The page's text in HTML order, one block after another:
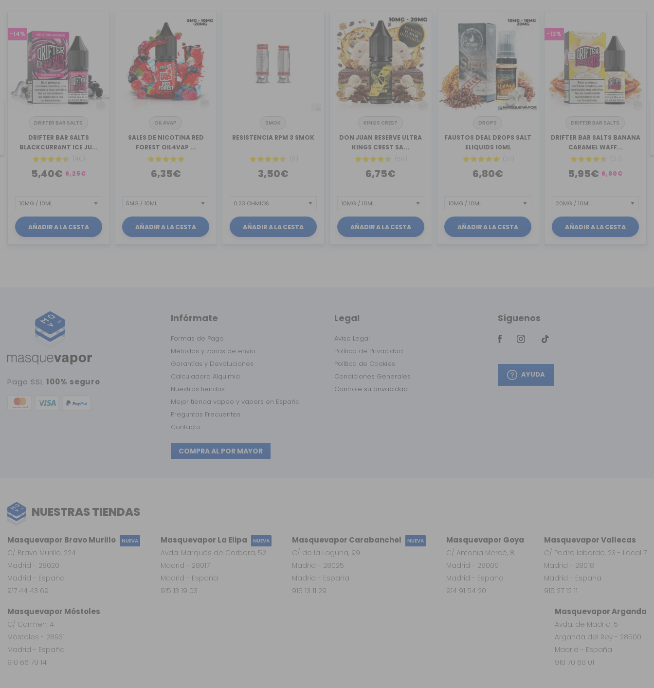
-14%
DRIFTER BAR SALTS
DRIFTER BAR SALTS
BLACKCURRANT ICE JU...
(40)
5,40€ 6,25€
AÑADIR A LA CESTA
OIL4VAP
SALES DE NICOTINA RED
FOREST OIL4VAP ...
6,35€
AÑADIR A LA CESTA
SMOK
RESISTENCIA RPM 3 SMOK
(6)
3,50€
AÑADIR A LA CESTA
KINGS CREST
DON JUAN RESERVE ULTRA
KINGS CREST SA...
(68)
6,75€
AÑADIR A LA CESTA
DROPS
FAUSTOS DEAL DROPS SALT
ELIQUIDS 10ML
(27)
6,80€
AÑADIR A LA CESTA
-13%
DRIFTER BAR SALTS
DRIFTER BAR SALTS BANANA
CARAMEL WAFF...
(27)
5,95€ 6,80€
AÑADIR A LA CESTA
Pago SSL 100% seguro
Infórmate
Formas de Pago
Métodos y zonas de envío
Garantías y Devoluciones
Calculadora Alquimia
Nuestras tiendas
Mejor tienda vapeo y vapers en España
Preguntas Frecuentes
Contacto
COMPRA AL POR MAYOR
Legal
Aviso Legal
Política de Privacidad
Política de Cookies
Condiciones Generales
Controle su privacidad
Síguenos
AYUDA
NUESTRAS TIENDAS
Masquevapor Arganda
Avda. de Madrid, 5
Arganda del Rey - 28500
Madrid - España
918 70 68 01
Masquevapor Carabanchel NUEVA
C/ de la Laguna, 99
Madrid - 28025
Madrid - España
915 13 11 29
Masquevapor Vallecas
C/ Pedro laborde, 23 - Local 7
Madrid - 28018
Madrid - España
915 27 12 11
Masquevapor Móstoles
C/ Carmen, 4
Móstoles - 28931
Madrid - España
910 66 79 14
Masquevapor Goya
C/ Antonia Mercé, 8
Madrid - 28009
Madrid - España
914 91 54 20
Masquevapor La Elipa NUEVA
Avda. Marqués de Corbera, 52
Madrid - 28017
Madrid - España
915 13 19 03
Masquevapor Bravo Murillo NUEVA
C/ Bravo Murillo, 224
Madrid - 28020
Madrid - España
917 44 43 69